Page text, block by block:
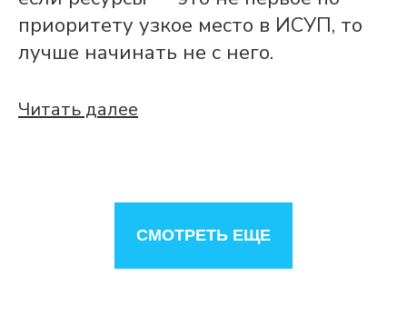
приоритету узкое место в ИСУП, то
лучше начинать не с него.
Читать далее
СМОТРЕТЬ ЕЩЕ